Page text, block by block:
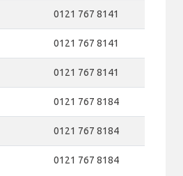
0121 767 8141
0121 767 8141
0121 767 8141
0121 767 8184
0121 767 8184
0121 767 8184